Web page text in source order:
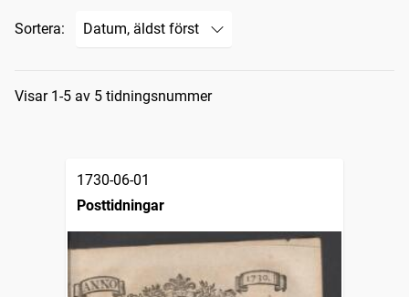
Sortera:
Sökresultat
Visar 1-5 av 5 tidningsnummer
1730-06-01
Posttidningar